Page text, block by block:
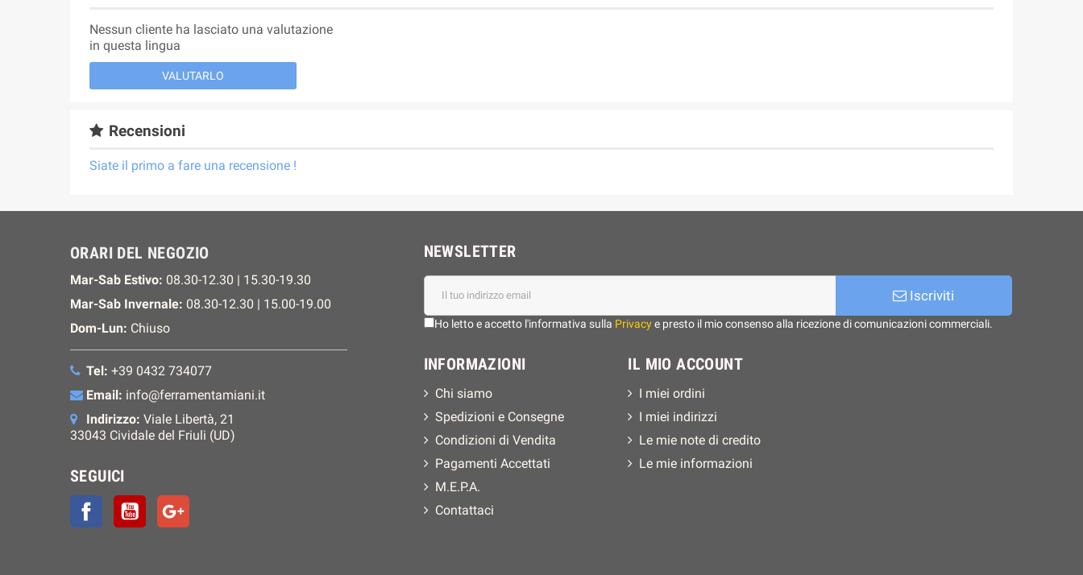
Nessun cliente ha lasciato una valutazione
in questa lingua
VALUTARLO
Recensioni
Siate il primo a fare una recensione !
ORARI DEL NEGOZIO
Mar-Sab Estivo: 08.30-12.30 | 15.30-19.30
Mar-Sab Invernale: 08.30-12.30 | 15.00-19.00
Dom-Lun: Chiuso
Tel: +39 0432 734077
Email: info@ferramentamiani.it
Indirizzo: Viale Libertà, 21
33043 Cividale del Friuli (UD)
SEGUICI
FacebookYouTube
NEWSLETTER
Iscriviti
Ho letto e accetto l'informativa sulla Privacye presto il mio consenso alla ricezione di comunicazioni commerciali.
INFORMAZIONI
Chi siamo
Spedizioni e Consegne
Condizioni di Vendita
Pagamenti Accettati
M.E.P.A.
Contattaci
IL MIO ACCOUNT
I miei ordini
I miei indirizzi
Le mie note di credito
Le mie informazioni